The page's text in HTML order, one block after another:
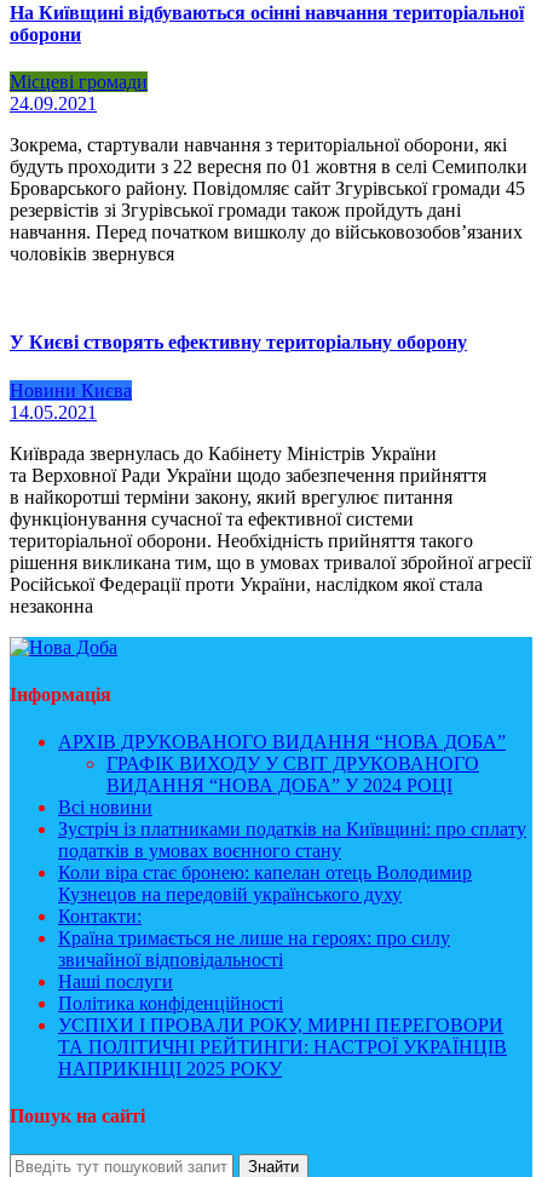
На Київщині відбуваються осінні навчання територіальної
оборони
Місцеві громади
24.09.2021
Зокрема, стартували навчання з територіальної оборони, які
будуть проходити з 22 вересня по 01 жовтня в селі Семиполки
Броварського району. Повідомляє сайт Згурівської громади 45
резервістів зі Згурівської громади також пройдуть дані
навчання. Перед початком вишколу до військовозобов’язаних
чоловіків звернувся
У Києві створять ефективну територіальну оборону
Новини Києва
14.05.2021
Київрада звернулась до Кабінету Міністрів України
та Верховної Ради України щодо забезпечення прийняття
в найкоротші терміни закону, який врегулює питання
функціонування сучасної та ефективної системи
територіальної оборони. Необхідність прийняття такого
рішення викликана тим, що в умовах тривалої збройної агресії
Російської Федерації проти України, наслідком якої стала
незаконна
Інформація
АРХІВ ДРУКОВАНОГО ВИДАННЯ “НОВА ДОБА”
ГРАФІК ВИХОДУ У СВІТ ДРУКОВАНОГО
ВИДАННЯ “НОВА ДОБА” У 2024 РОЦІ
Всі новини
Зустріч із платниками податків на Київщині: про сплату
податків в умовах воєнного стану
Коли віра стає бронею: капелан отець Володимир
Кузнецов на передовій українського духу
Контакти:
Країна тримається не лише на героях: про силу
звичайної відповідальності
Наші послуги
Політика конфіденційності
УСПІХИ І ПРОВАЛИ РОКУ, МИРНІ ПЕРЕГОВОРИ
ТА ПОЛІТИЧНІ РЕЙТИНГИ: НАСТРОЇ УКРАЇНЦІВ
НАПРИКІНЦІ 2025 РОКУ
Пошук на сайті